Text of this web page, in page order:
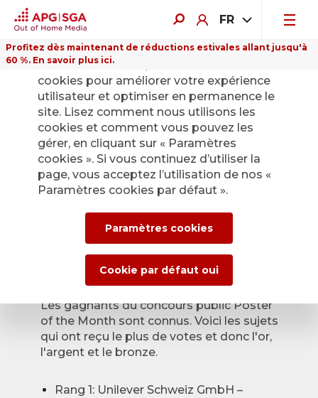
FR
Profitez dès maintenant de réductions estivales allant jusqu'à
60 %. En savoir plus ici.
Retour
Poster of the Month
– on connaît les
gagnants
Les gagnants du concours public Poster
of the Month sont connus. Voici les sujets
qui ont reçu le plus de votes et donc l'or,
l'argent et le bronze.
Rang 1: Unilever Schweiz GmbH –
Sur ce site Internet, nous utilisons des
cookies pour améliorer votre expérience
utilisateur et optimiser en permanence le
site. Lisez comment nous utilisons les
cookies et comment vous pouvez les
gérer, en cliquant sur « Paramètres
cookies ». Si vous continuez d’utiliser la
page, vous acceptez l’utilisation de nos «
Paramètres cookies par défaut ».
Paramètres cookies
Cookie par défaut oui